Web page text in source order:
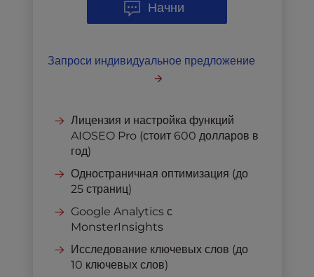
Начни
Запроси индивидуальное предложение
Лицензия и настройка функций
AIOSEO Pro (стоит 600 долларов в
год)
Одностраничная оптимизация (до
25 страниц)
Google Analytics с
MonsterInsights
Исследование ключевых слов (до
10 ключевых слов)